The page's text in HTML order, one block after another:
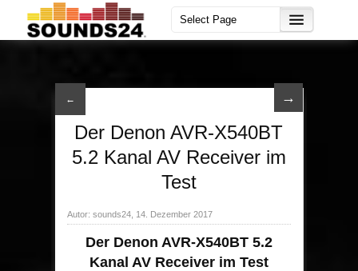
← →
Der Denon AVR-X540BT
5.2 Kanal AV Receiver im
Test
Autor: sounds24, 14. Dezember 2017
Der Denon AVR-X540BT 5.2
Kanal AV Receiver im Test